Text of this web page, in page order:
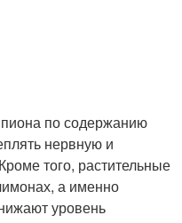
по содержанию
нервную и
того, растительные
а именно
уровень